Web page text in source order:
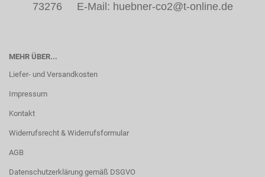
73276 E-Mail: huebner-co2@t-online.de
MEHR ÜBER...
Liefer- und Versandkosten
Impressum
Kontakt
Widerrufsrecht & Widerrufsformular
AGB
Datenschutzerklärung gemäß DSGVO